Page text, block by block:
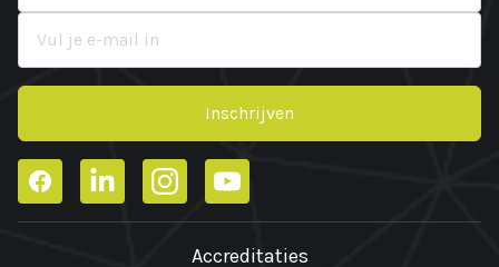
Inschrijven
FacebookLinkedInInstagramYouTube
Accreditaties